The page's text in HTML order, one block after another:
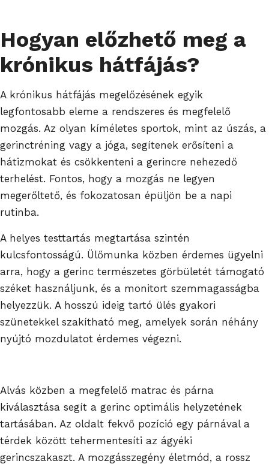
Hogyan előzhető meg a
krónikus hátfájás?
A krónikus hátfájás megelőzésének egyik
legfontosabb eleme a rendszeres és megfelelő
mozgás. Az olyan kíméletes sportok, mint az úszás, a
gerinctréning vagy a jóga, segítenek erősíteni a
hátizmokat és csökkenteni a gerincre nehezedő
terhelést. Fontos, hogy a mozgás ne legyen
megerőltető, és fokozatosan épüljön be a napi
rutinba.
A helyes testtartás megtartása szintén
kulcsfontosságú. Ülőmunka közben érdemes ügyelni
arra, hogy a gerinc természetes görbületét támogató
széket használjunk, és a monitort szemmagasságba
helyezzük. A hosszú ideig tartó ülés gyakori
szünetekkel szakítható meg, amelyek során néhány
nyújtó mozdulatot érdemes végezni.
Alvás közben a megfelelő matrac és párna
kiválasztása segít a gerinc optimális helyzetének
tartásában. Az oldalt fekvő pozíció egy párnával a
térdek között tehermentesíti az ágyéki
gerincszakaszt. A mozgásszegény életmód, a rossz